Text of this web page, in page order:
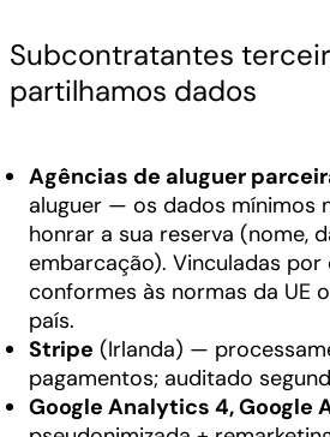
Subcontratantes
partilhamos dados
Agências de aluguer
aluguer — os dados mínimos
honrar a sua reserva (nome,
embarcação). Vinculadas
conformes às normas da UE
país.
Stripe (Irlanda) —
pagamentos; auditado
Google Analytics 4, Google